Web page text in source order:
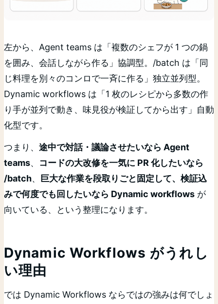
左から、Agent teams は「複数のシェフが 1 つの鍋
を囲み、会話しながら作る」協調型。/batch は「同
じ料理を別々のコンロで一斉に作る」独立並列型。
Dynamic workflows は「1 枚のレシピから多数の作
り手が並列で動き、味見役が検証してから出す」自動
化型です。
つまり、 途中で対話・議論させたいなら Agent
teams、 コードの大改修を一気に PR 化したいなら
/batch、 巨大な作業を段取りごと固定して、検証込
みで何度でも回したいなら Dynamic workflows が
向いている、という整理になります。
Dynamic Workflows がうれし
い理由
では Dynamic Workflows ならではの強みは何でしょ